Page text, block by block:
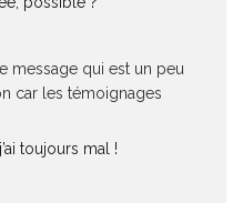
message qui est un peu
car les témoignages
toujours mal !